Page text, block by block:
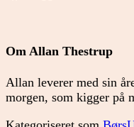
Om Allan Thestrup
Allan leverer med sin
morgen, som kigger på